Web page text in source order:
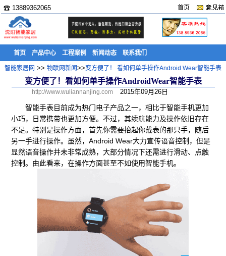
☎ 13889362065 首页
首页 产品中心 工程案例 新闻动态 联系我们
智能家居网 >> 物联网新闻>>变方便了！ 看如何单手操作Android Wear智能手表
变方便了！看如何单手操作AndroidWear智能手表
http://www.wuliannanjing.com 2015年09月26日
智能手表目前成为热门电子产品之一，相比于智能手机更加
小巧，日常携带也更加方便。不过，其续航能力及操作依旧存在
不足。特别是操作方面，首先你需要抬起你戴表的那只手，随后
另一手进行操作。虽然，Android Wear大力宣传语音控制，但是
显然语音操作并未非常成熟，大部分情况下还需进行滑动、点触
控制。由此看来，在操作方面甚至不如使用智能手机。